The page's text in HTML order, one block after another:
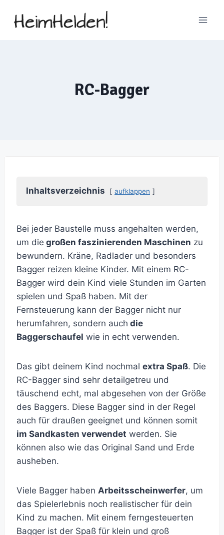
Inhalt
RC-Bagger
Inhaltsverzeichnis aufklappen
Bei jeder Baustelle muss angehalten werden,
um die großen faszinierenden Maschinen zu
bewundern. Kräne, Radlader und besonders
Bagger reizen kleine Kinder. Mit einem RC-
Bagger wird dein Kind viele Stunden im Garten
spielen und Spaß haben. Mit der
Fernsteuerung kann der Bagger nicht nur
herumfahren, sondern auch die
Baggerschaufel wie in echt verwenden.
Das gibt deinem Kind nochmal extra Spaß. Die
RC-Bagger sind sehr detailgetreu und
täuschend echt, mal abgesehen von der Größe
des Baggers. Diese Bagger sind in der Regel
auch für draußen geeignet und können somit
im Sandkasten verwendet werden. Sie
können also wie das Original Sand und Erde
ausheben.
Viele Bagger haben Arbeitsscheinwerfer, um
das Spielerlebnis noch realistischer für dein
Kind zu machen. Mit einem ferngesteuerten
Bagger ist der Spaß für klein und groß